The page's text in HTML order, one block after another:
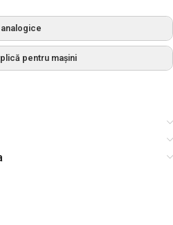
0986042650,
pentru mașini